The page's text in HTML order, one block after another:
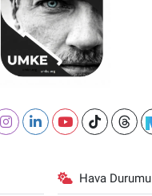
Hava Durumu